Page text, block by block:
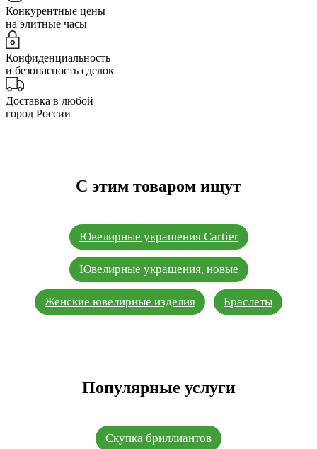
Конкурентные цены
на элитные часы
Конфиденциальность
и безопасность сделок
Доставка в любой
город России
С этим товаром ищут
Ювелирные украшения Cartier
Ювелирные украшения, новые
Женские ювелирные изделия Браслеты
Популярные услуги
Скупка бриллиантов